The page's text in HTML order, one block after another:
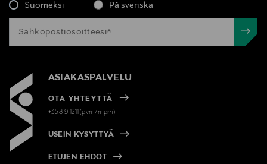
Suomeksi På svenska
ASIAKASPALVELU
OTA YHTEYTTÄ
+358 9 1211(pvm/mpm)
USEIN KYSYTTYÄ
ETUJEN EHDOT